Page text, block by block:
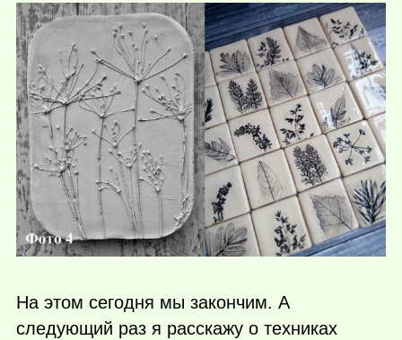
На этом сегодня мы закончим. А
следующий раз я расскажу о техниках